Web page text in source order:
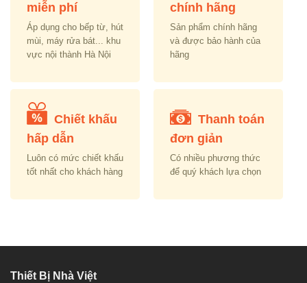
miễn phí
Áp dụng cho bếp từ, hút
mùi, máy rửa bát... khu
vực nội thành Hà Nội
chính hãng
Sản phẩm chính hãng
và được bảo hành của
hãng
Chiết khấu
hấp dẫn
Luôn có mức chiết khấu
tốt nhất cho khách hàng
Thanh toán
đơn giản
Có nhiều phương thức
để quý khách lựa chọn
Thiết Bị Nhà Việt